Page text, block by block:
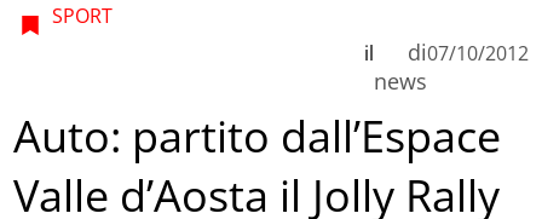
SPORT
di
news
il 07/10/2012
Auto: partito dall’Espace
Valle d’Aosta il Jolly Rally